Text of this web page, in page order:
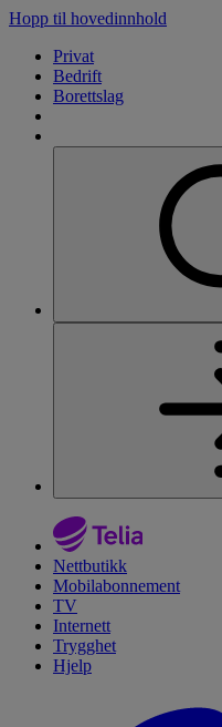
Hopp til hovedinnhold
Privat
Bedrift
Borettslag
Nettbutikk
Mobilabonnement
TV
Internett
Trygghet
Hjelp